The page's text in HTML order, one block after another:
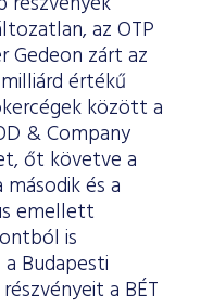
az OTP
Gedeon zárt az
értékű
között a
& Company
őt követve a
második és a
emellett
is
Budapesti
a BÉT